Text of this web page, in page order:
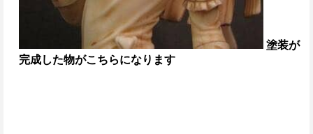
塗装が
完成した物がこちらになります